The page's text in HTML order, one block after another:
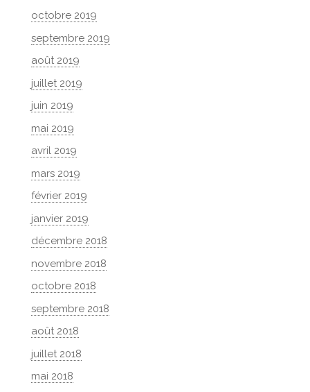
octobre 2019
septembre 2019
août 2019
juillet 2019
juin 2019
mai 2019
avril 2019
mars 2019
février 2019
janvier 2019
décembre 2018
novembre 2018
octobre 2018
septembre 2018
août 2018
juillet 2018
mai 2018